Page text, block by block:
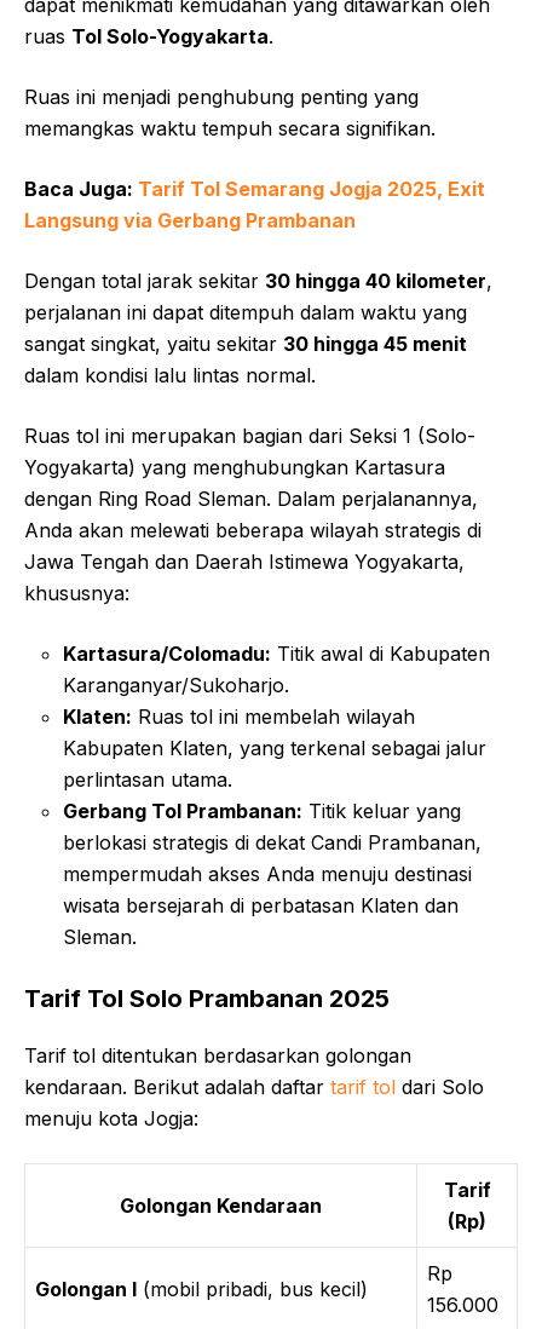
dapat menikmati kemudahan yang ditawarkan oleh
ruas Tol Solo-Yogyakarta.
Ruas ini menjadi penghubung penting yang
memangkas waktu tempuh secara signifikan.
Baca Juga: Tarif Tol Semarang Jogja 2025, Exit
Langsung via Gerbang Prambanan
Dengan total jarak sekitar 30 hingga 40 kilometer,
perjalanan ini dapat ditempuh dalam waktu yang
sangat singkat, yaitu sekitar 30 hingga 45 menit
dalam kondisi lalu lintas normal.
Ruas tol ini merupakan bagian dari Seksi 1 (Solo-
Yogyakarta) yang menghubungkan Kartasura
dengan Ring Road Sleman. Dalam perjalanannya,
Anda akan melewati beberapa wilayah strategis di
Jawa Tengah dan Daerah Istimewa Yogyakarta,
khususnya:
Kartasura/Colomadu: Titik awal di Kabupaten
Karanganyar/Sukoharjo.
Klaten: Ruas tol ini membelah wilayah
Kabupaten Klaten, yang terkenal sebagai jalur
perlintasan utama.
Gerbang Tol Prambanan: Titik keluar yang
berlokasi strategis di dekat Candi Prambanan,
mempermudah akses Anda menuju destinasi
wisata bersejarah di perbatasan Klaten dan
Sleman.
Tarif Tol Solo Prambanan 2025
Tarif tol ditentukan berdasarkan golongan
kendaraan. Berikut adalah daftar tarif tol dari Solo
menuju kota Jogja:
Golongan Kendaraan
Tarif
(Rp)
Golongan I (mobil pribadi, bus kecil)
Rp
156.000